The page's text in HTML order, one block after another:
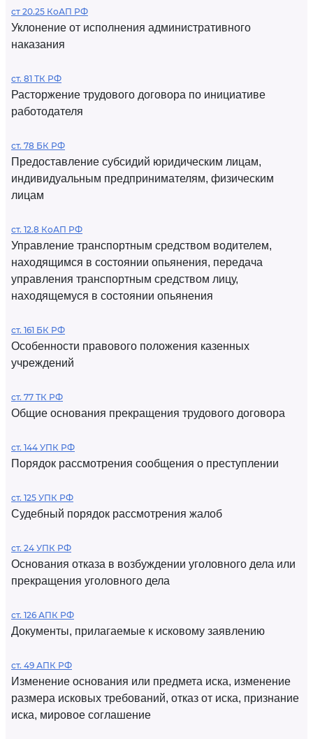
ст 20.25 КоАП РФ
Уклонение от исполнения административного
наказания
ст. 81 ТК РФ
Расторжение трудового договора по инициативе
работодателя
ст. 78 БК РФ
Предоставление субсидий юридическим лицам,
индивидуальным предпринимателям, физическим
лицам
ст. 12.8 КоАП РФ
Управление транспортным средством водителем,
находящимся в состоянии опьянения, передача
управления транспортным средством лицу,
находящемуся в состоянии опьянения
ст. 161 БК РФ
Особенности правового положения казенных
учреждений
ст. 77 ТК РФ
Общие основания прекращения трудового договора
ст. 144 УПК РФ
Порядок рассмотрения сообщения о преступлении
ст. 125 УПК РФ
Судебный порядок рассмотрения жалоб
ст. 24 УПК РФ
Основания отказа в возбуждении уголовного дела или
прекращения уголовного дела
ст. 126 АПК РФ
Документы, прилагаемые к исковому заявлению
ст. 49 АПК РФ
Изменение основания или предмета иска, изменение
размера исковых требований, отказ от иска, признание
иска, мировое соглашение